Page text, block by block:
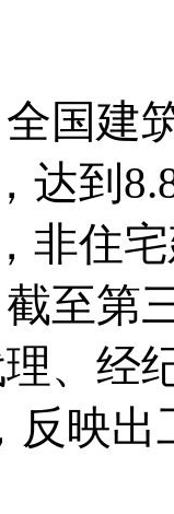
国建
达到
非住
至第
、经
反映